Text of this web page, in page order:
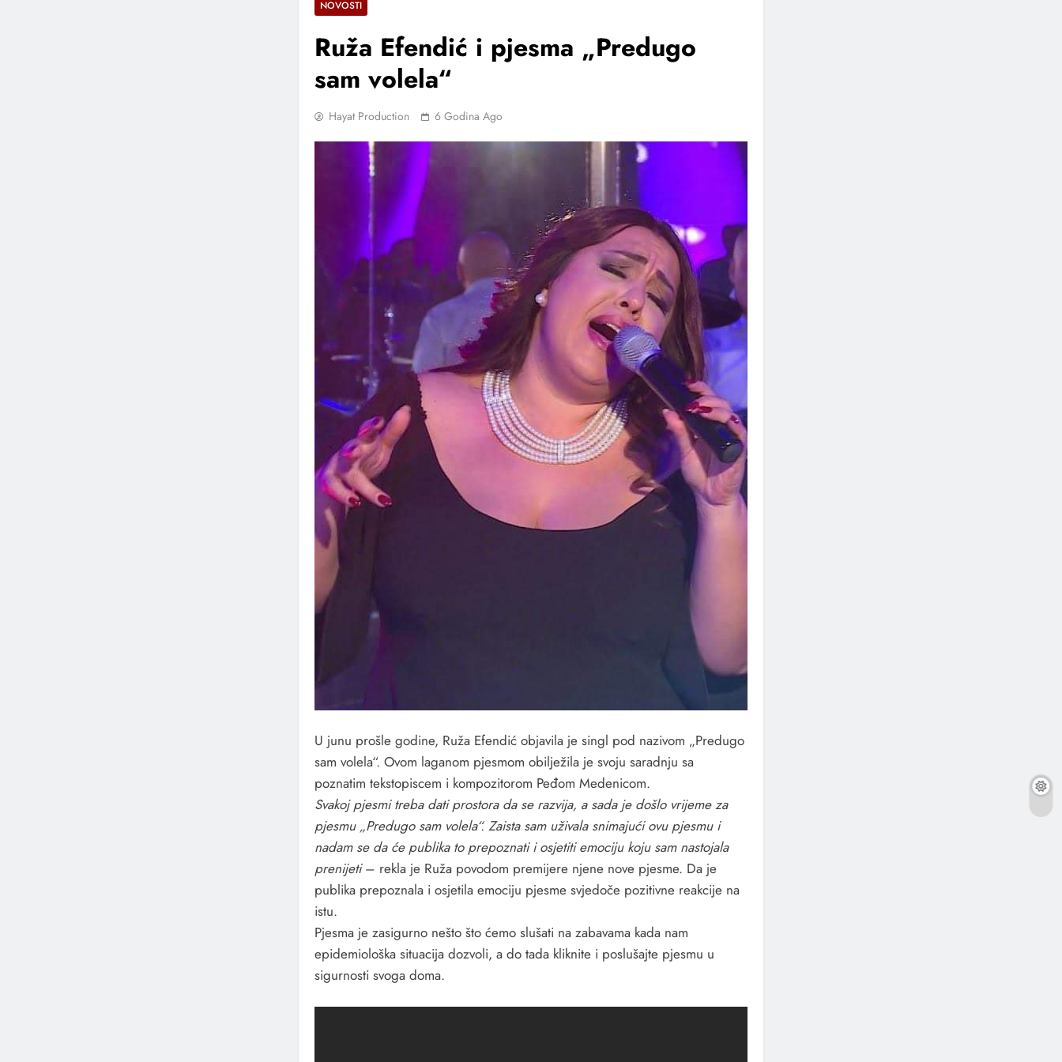
NOVOSTI
Ruža Efendić i pjesma „Predugo
sam volela“
Hayat Production 6 Godina Ago
U junu prošle godine, Ruža Efendić objavila je singl pod nazivom „Predugo
sam volela“. Ovom laganom pjesmom obilježila je svoju saradnju sa
poznatim tekstopiscem i kompozitorom Peđom Medenicom.
Svakoj pjesmi treba dati prostora da se razvija, a sada je došlo vrijeme za
pjesmu „Predugo sam volela“. Zaista sam uživala snimajući ovu pjesmu i
nadam se da će publika to prepoznati i osjetiti emociju koju sam nastojala
prenijeti– rekla je Ruža povodom premijere njene nove pjesme. Da je
publika prepoznala i osjetila emociju pjesme svjedoče pozitivne reakcije na
istu.
Pjesma je zasigurno nešto što ćemo slušati na zabavama kada nam
epidemiološka situacija dozvoli, a do tada kliknite i poslušajte pjesmu u
sigurnosti svoga doma.